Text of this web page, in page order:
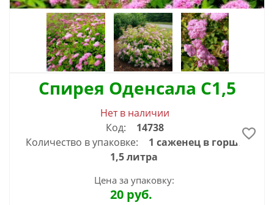
Спирея Оденсала С1,5
Нет в наличии
Код:
14738
Количество в упаковке:
1 саженец в горшке
1,5 литра
Цена за упаковку:
20руб.